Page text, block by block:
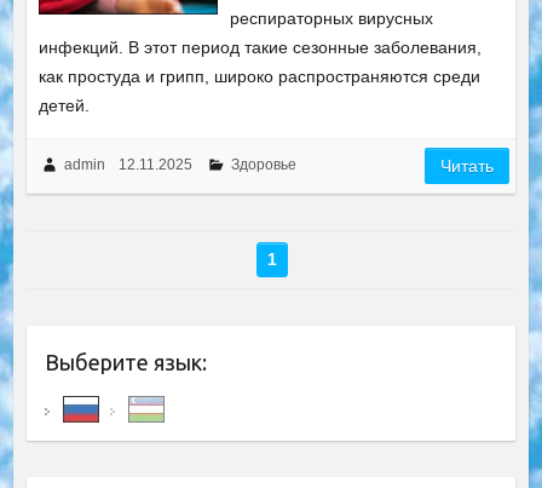
респираторных вирусных
инфекций. В этот период такие сезонные заболевания,
как простуда и грипп, широко распространяются среди
детей.
admin 12.11.2025 Здоровье Читать
1
Выберите язык: